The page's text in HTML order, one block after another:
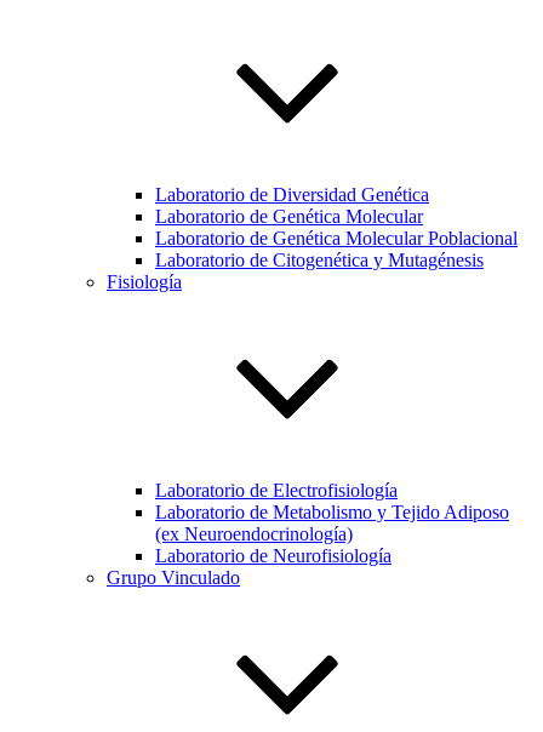
Laboratorio de Diversidad Genética
Laboratorio de Genética Molecular
Laboratorio de Genética Molecular Poblacional
Laboratorio de Citogenética y Mutagénesis
Fisiología
Laboratorio de Electrofisiología
Laboratorio de Metabolismo y Tejido Adiposo
(ex Neuroendocrinología)
Laboratorio de Neurofisiología
Grupo Vinculado